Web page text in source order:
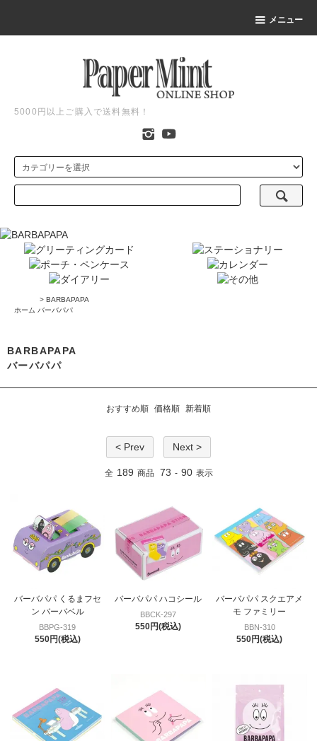
メニュー
5000円以上ご購入で送料無料！
ホーム
> BARBAPAPA
バーバパパ
BARBAPAPA
バーバパパ
おすすめ順 価格順 新着順
< Prev Next >
全 189 商品 73 - 90 表示
バーバパパ くるまフセ
ン バーバベル
BBPG-319
550円(税込)
バーバパパ ハコシール
BBCK-297
550円(税込)
バーバパパ スクエアメ
モ ファミリー
BBN-310
550円(税込)